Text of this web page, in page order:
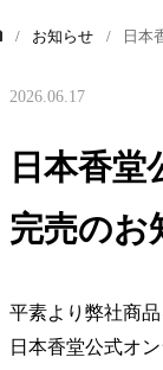
お知らせ 日本
2026.06.17
日本香
完売のお
平素より弊社商
日本香堂公式オ